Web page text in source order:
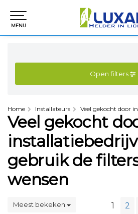
MENU
Open filters
Home Installateurs Veel gekocht door
Veel gekocht
gebruik de
wensen
Meest bekeken 1 2